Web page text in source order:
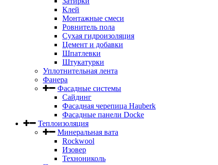
Клей
Монтажные смеси
Ровнитель пола
Сухая гидроизоляция
Цемент и добавки
Шпатлевки
Штукатурки
Уплотнительная лента
Фанера
Фасадные системы
Сайдинг
Фасадная черепица Hauberk
Фасадные панели Docke
Теплоизоляция
Минеральная вата
Rockwool
Изовер
Технониколь